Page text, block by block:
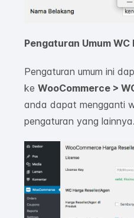
Pengaturan Umum WC
Pengaturan umum ini
ke WooCommerce >
anda dapat mengganti
pengaturan yang lainnya.